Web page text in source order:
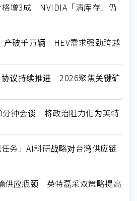
格增3成 NVIDIA「清库存」仍
产破千万辆 HEV需求强劲跨越
协议持续推进 2026聚焦关键矿
分钟会谈 将政治阻力化为英特
务」AI科研战略对台湾供应链
供应瓶颈 英特磊采双策略提高